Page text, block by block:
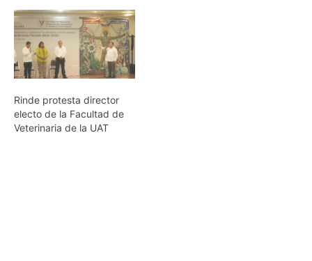
Rinde protesta director
electo de la Facultad de
Veterinaria de la UAT